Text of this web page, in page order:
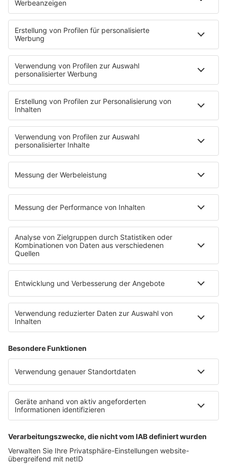
HOME
INFOS
Kontakt
Jobs & Praktika
Pressekontakt
Presse & Downloads
Wetter
EMPFANG
Übersicht
bigFM App
radio.de
radioplayer.de
Partner
WERBUNG
Leistungen und Produkte
Ansprechpartner
RECHTLICHES
Impressum
Datenschutz
Datenschutzeinstellungen
Datenverarbeitung bei Gewinnspielen
Teilnahmebedingungen
Bildnachweise
KI-Leitlinie